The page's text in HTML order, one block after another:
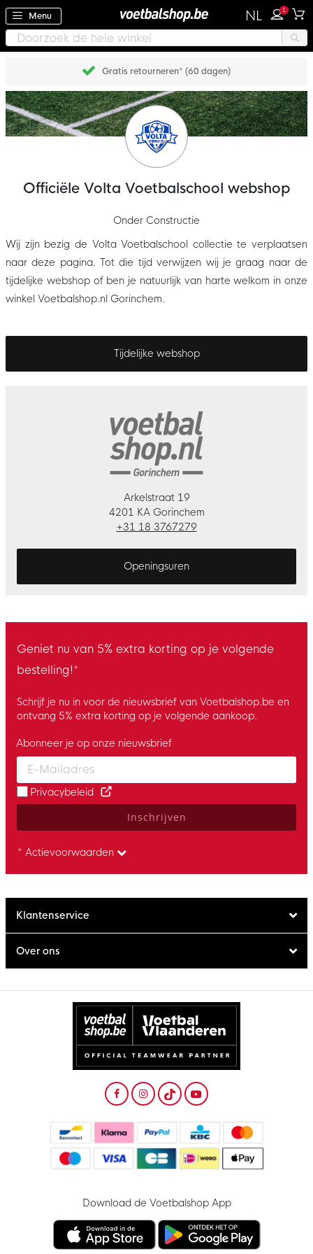
Menu NL 1
Gratis retourneren* (60 dagen)
Officiële Volta Voetbalschool webshop
Onder Constructie
Wij zijn bezig de Volta Voetbalschool collectie te verplaatsen
naar deze pagina. Tot die tijd verwijzen wij je graag naar de
tijdelijke webshop of ben je natuurlijk van harte welkom in onze
winkel Voetbalshop.nl Gorinchem.
Tijdelijke webshop
Arkelstraat 19
4201 KA Gorinchem
+31 18 3767279
Openingsuren
Geniet nu van 5% extra korting op je volgende
bestelling!*
Schrijf je nu in voor de nieuwsbrief van Voetbalshop.be en
ontvang 5% extra korting op je volgende aankoop.
Enter your email and accept the privacy policy to subscribe to
Abonneer je op onze nieuwsbrief
Privacybeleid
Inschrijven
* Actievoorwaarden
Klantenservice
Over ons
Download de Voetbalshop App